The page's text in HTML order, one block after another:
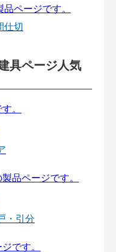
仕切
具ページ人気
・引分